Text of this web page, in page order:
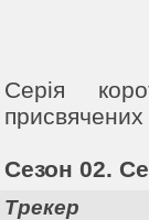
Серія
Сезон 02.
Трекер